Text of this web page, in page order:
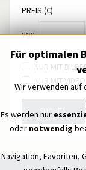
PREIS (€)
von
NUR MIT
NUR MIT
SUCHEN
Für optimalen
Wir verwenden
Es werden nur
oder notwendig
Navigation, Favoriten,